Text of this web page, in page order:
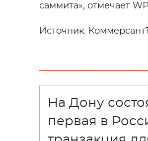
саммита», отмечает
Источник:
На Дону
первая в